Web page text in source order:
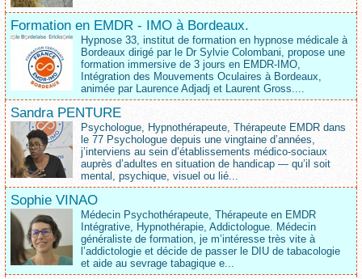
Formation en EMDR - IMO à Bordeaux.
Hypnose 33, institut de formation en hypnose médicale à
Bordeaux dirigé par le Dr Sylvie Colombani, propose une
formation immersive de 3 jours en EMDR-IMO,
Intégration des Mouvements Oculaires à Bordeaux,
animée par Laurence Adjadj et Laurent Gross....
Sandra PENTURE
Psychologue, Hypnothérapeute, Thérapeute EMDR dans
le 77 Psychologue depuis une vingtaine d’années,
j’interviens au sein d’établissements médico‑sociaux
auprès d’adultes en situation de handicap — qu’il soit
mental, psychique, visuel ou lié...
Sophie VINAO
Médecin Psychothérapeute, Thérapeute en EMDR
Intégrative, Hypnothérapie, Addictologue. Médecin
généraliste de formation, je m’intéresse très vite à
l’addictologie et décide de passer le DIU de tabacologie
et aide au sevrage tabagique e...